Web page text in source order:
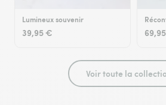
Lumineux souvenir
39,95 €
Voir toute la